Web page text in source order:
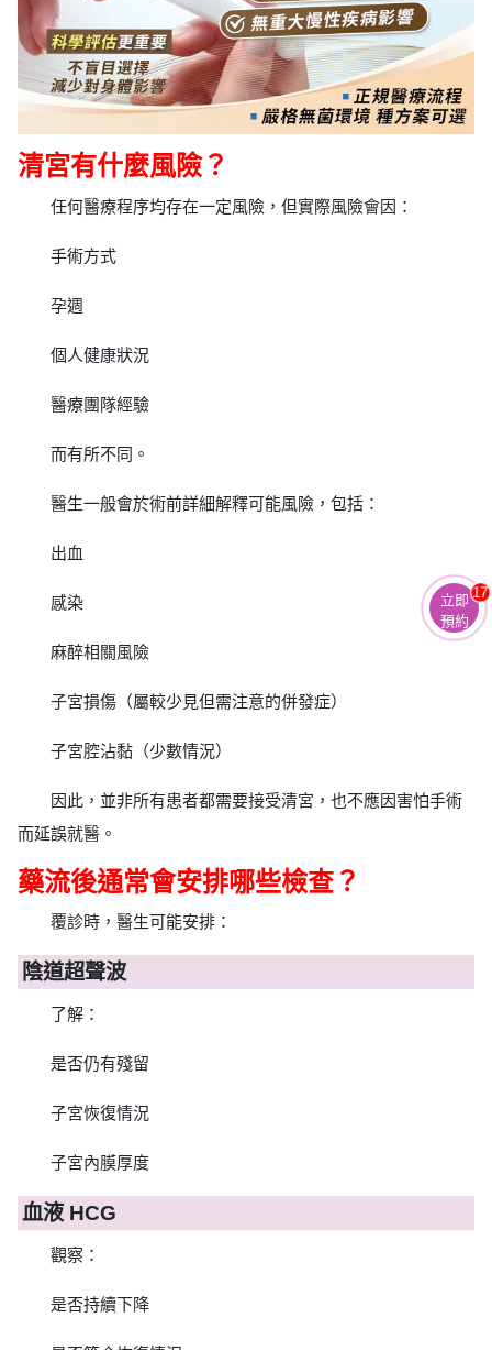
清宮有什麼風險？
任何醫療程序均存在一定風險，但實際風險會因：
手術方式
孕週
個人健康狀況
醫療團隊經驗
而有所不同。
醫生一般會於術前詳細解釋可能風險，包括：
出血
感染
麻醉相關風險
子宮損傷（屬較少見但需注意的併發症）
子宮腔沾黏（少數情況）
因此，並非所有患者都需要接受清宮，也不應因害怕手術
而延誤就醫。
藥流後通常會安排哪些檢查？
覆診時，醫生可能安排：
陰道超聲波
了解：
是否仍有殘留
子宮恢復情況
子宮內膜厚度
血液 HCG
觀察：
是否持續下降
立即
預約
17